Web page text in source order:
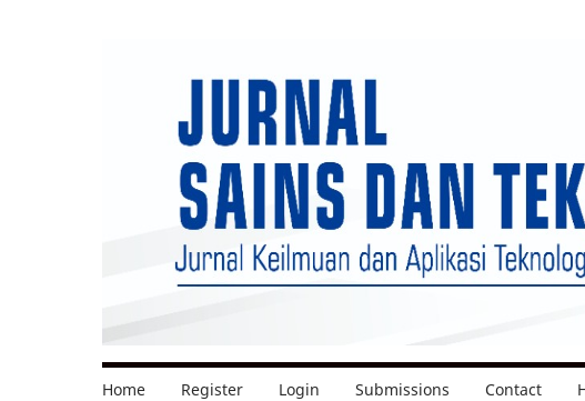
Home Register Login Submissions Contact